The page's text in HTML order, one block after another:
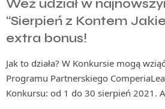
Weź udział w
“Sierpień z Kontem
extra bonus!
Jak to działa? W Konkursie mogą
Programu Partnerskiego
Konkursu: od 1 do 30 sierpień 2021.